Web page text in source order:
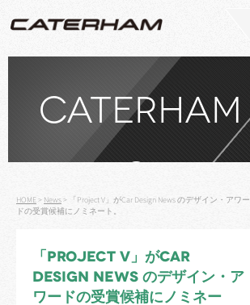
CATERHAM
NEWS
HOME> News>
「Project V」がCar Design News のデザイン・アワー
ドの受賞候補にノミネート。
「PROJECT V」がCAR
DESIGN NEWS のデザイン・ア
ワードの受賞候補にノミネー